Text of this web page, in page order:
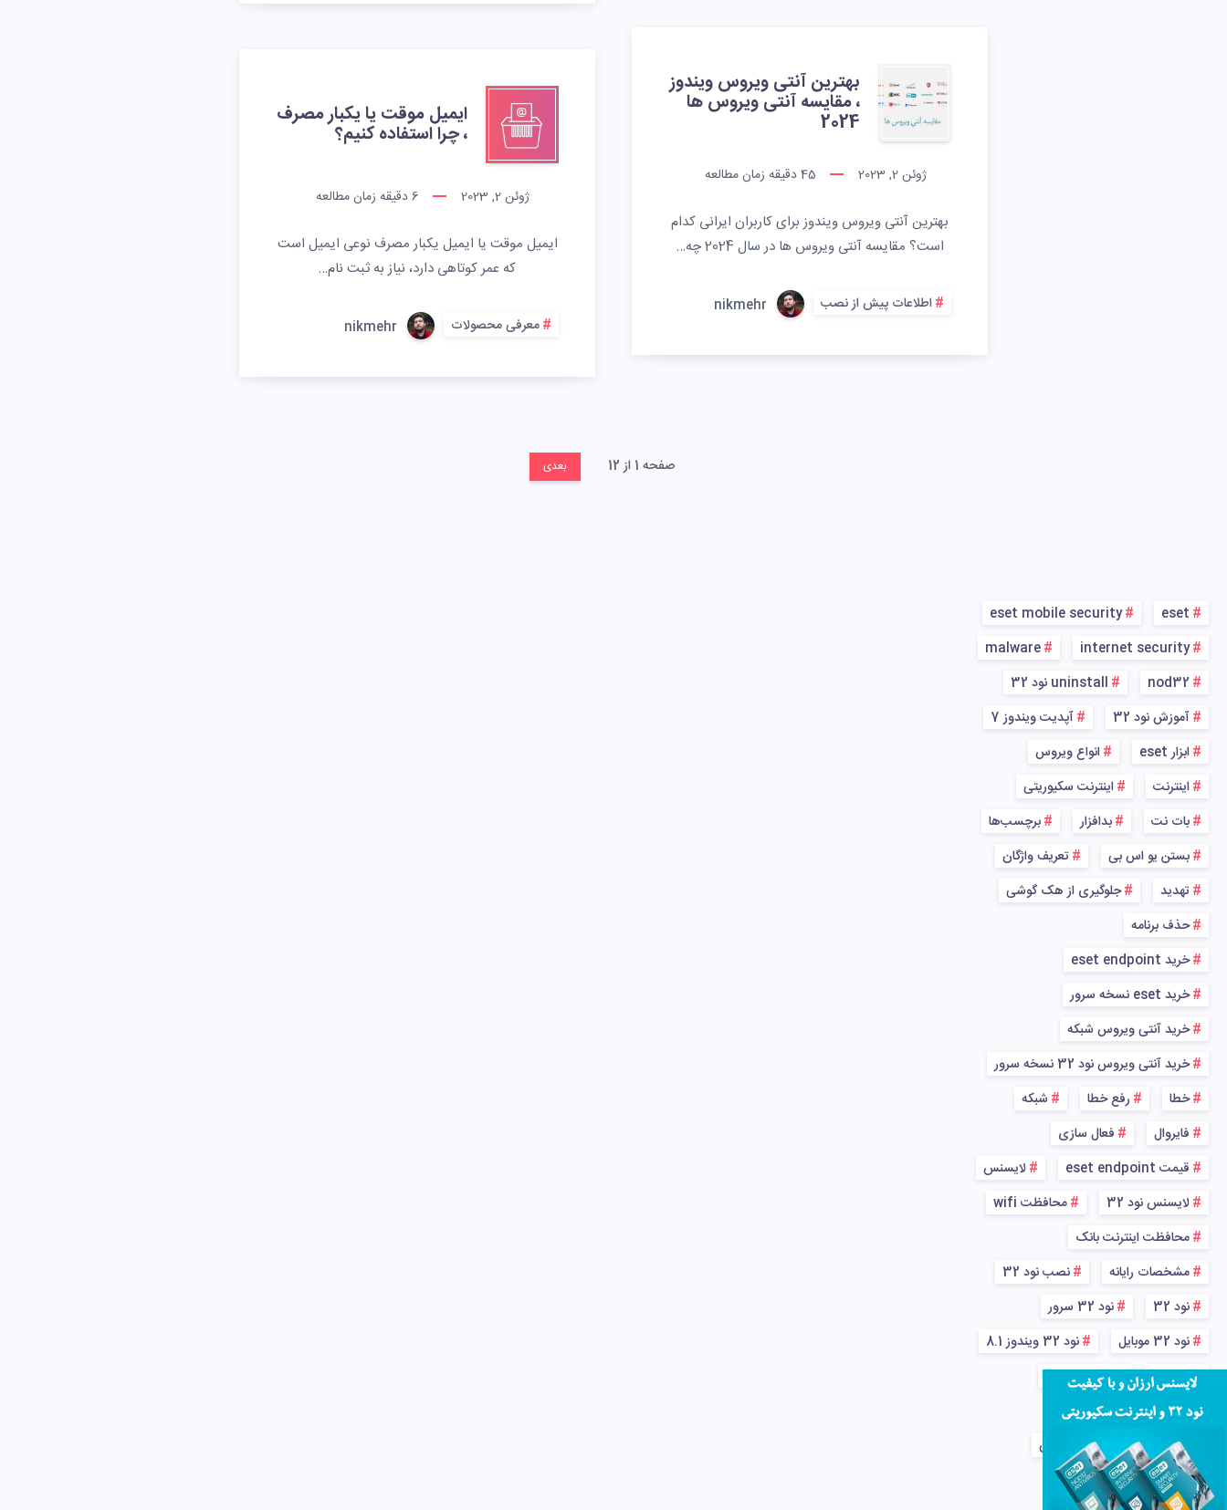
بهترین آنتی ویروس ویندوز
، مقایسه آنتی ویروس ها
2024
ژوئن 2, 2023 45دقیقه زمان مطالعه
بهترین آنتی ویروس ویندوز برای کاربران ایرانی کدام
است؟ مقایسه آنتی ویروس ها در سال 2024 چه…
اطلاعات پیش از نصب nikmehr
ایمیل موقت یا یکبار مصرف
، چرا استفاده کنیم؟
ژوئن 2, 2023 6دقیقه زمان مطالعه
ایمیل موقت یا ایمیل یکبار مصرف نوعی ایمیل است
که عمر کوتاهی دارد، نیاز به ثبت نام…
معرفی محصولات nikmehr
صفحه 1 از 12 بعدی
eset
eset mobile security
internet security
malware
nod32
uninstall نود 32
آموزش نود 32
آپدیت ویندوز 7
ابزار eset
انواع ویروس
اینترنت
اینترنت سکیوریتی
بات نت
بدافزار
برچسب‌ها
بستن یو اس بی
تعریف واژگان
تهدید
جلوگیری از هک گوشی
حذف برنامه
خرید eset endpoint
خرید eset نسخه سرور
خرید آنتی ویروس شبکه
خرید آنتی ویروس نود 32 نسخه سرور
خطا
رفع خطا
شبکه
فایروال
فعال سازی
قیمت eset endpoint
لایسنس
لایسنس نود 32
محافظت wifi
محافظت اینترنت بانک
مشخصات رایانه
نصب نود 32
نود 32
نود 32 سرور
نود 32 موبایل
نود 32 ویندوز 8.1
ویروس
ویروس شبکه
ویندوز
ویندوز 7
پاکسازی کامل رایانه از ویروس